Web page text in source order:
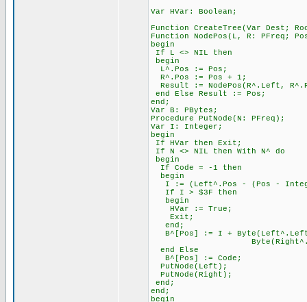
Var HVar: Boolean;
Function CreateTree(Var Dest;
Function NodePos(L, R: PFreq;
begin
If L <> NIL then
begin
L^.Pos := Pos;
R^.Pos := Pos + 1;
Result := NodePos(R^.Left,
end Else Result := Pos;
end;
Var B: PBytes;
Procedure PutNode(N: PFreq);
Var I: Integer;
begin
If HVar then Exit;
If N <> NIL then With N^ do
begin
If Code = -1 then
begin
I := (Left^.Pos - (Pos -
If I > $3F then
begin
HVar := True;
Exit;
end;
B^[Pos] := I +
Byte(Right^.Left
end Else
B^[Pos] := Code;
PutNode(Left);
PutNode(Right);
end;
end;
begin